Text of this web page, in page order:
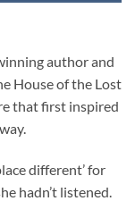
author and
House of the Lost
that first inspired
different’ for
hadn’t listened.